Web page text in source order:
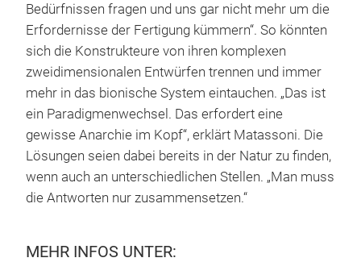
Bedürfnissen fragen und uns gar nicht mehr um die
Erfordernisse der Fertigung kümmern“. So könnten
sich die Konstrukteure von ihren komplexen
zweidimensionalen Entwürfen trennen und immer
mehr in das bionische System eintauchen. „Das ist
ein Paradigmenwechsel. Das erfordert eine
gewisse Anarchie im Kopf“, erklärt Matassoni. Die
Lösungen seien dabei bereits in der Natur zu finden,
wenn auch an unterschiedlichen Stellen. „Man muss
die Antworten nur zusammensetzen.“
MEHR INFOS UNTER: